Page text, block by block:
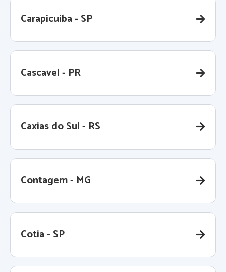
Carapicuiba - SP
Cascavel - PR
Caxias do Sul - RS
Contagem - MG
Cotia - SP